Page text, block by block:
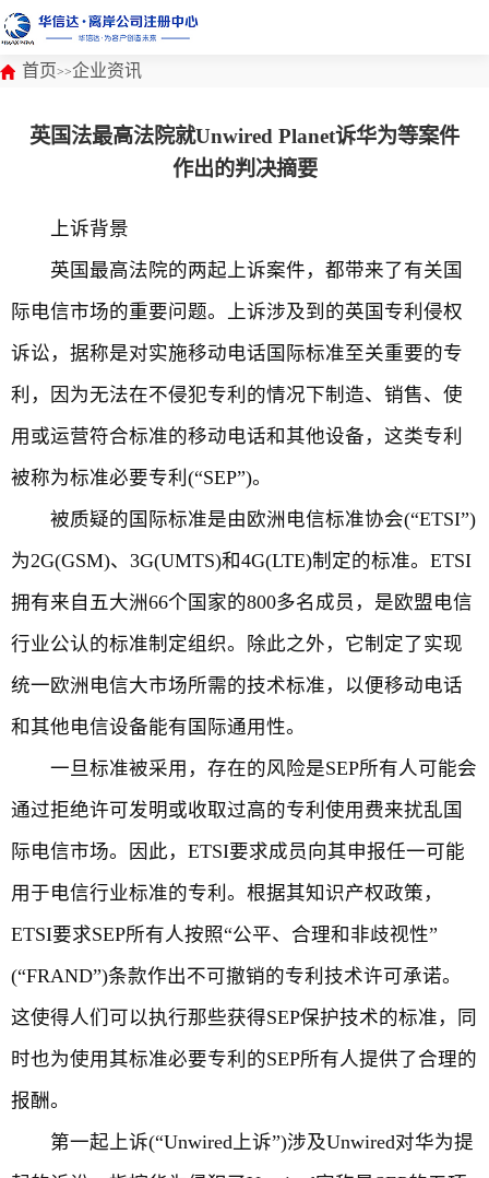
首页>>企业资讯
英国法最高法院就Unwired Planet诉华为等案件
作出的判决摘要
上诉背景
英国最高法院的两起上诉案件，都带来了有关国
际电信市场的重要问题。上诉涉及到的英国专利侵权
诉讼，据称是对实施移动电话国际标准至关重要的专
利，因为无法在不侵犯专利的情况下制造、销售、使
用或运营符合标准的移动电话和其他设备，这类专利
被称为标准必要专利(“SEP”)。
被质疑的国际标准是由欧洲电信标准协会(“ETSI”)
为2G(GSM)、3G(UMTS)和4G(LTE)制定的标准。ETSI
拥有来自五大洲66个国家的800多名成员，是欧盟电信
行业公认的标准制定组织。除此之外，它制定了实现
统一欧洲电信大市场所需的技术标准，以便移动电话
和其他电信设备能有国际通用性。
一旦标准被采用，存在的风险是SEP所有人可能会
通过拒绝许可发明或收取过高的专利使用费来扰乱国
际电信市场。因此，ETSI要求成员向其申报任一可能
用于电信行业标准的专利。根据其知识产权政策，
ETSI要求SEP所有人按照“公平、合理和非歧视性”
(“FRAND”)条款作出不可撤销的专利技术许可承诺。
这使得人们可以执行那些获得SEP保护技术的标准，同
时也为使用其标准必要专利的SEP所有人提供了合理的
报酬。
第一起上诉(“Unwired上诉”)涉及Unwired对华为提